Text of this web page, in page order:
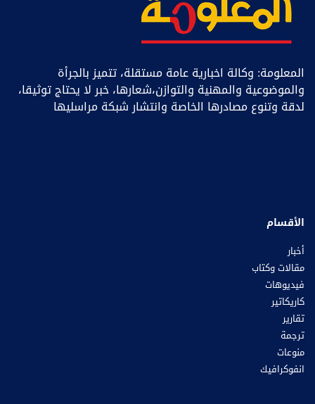
المعلومة: وكالة اخبارية عامة مستقلة، تتميز بالجرأة
والموضوعية والمهنية والتوازن،شعارها، خبر ﻻ يحتاج توثيقا،
لدقة وتنوع مصادرها الخاصة وانتشار شبكة مراسليها
الأقسام
أخبار
مقالات وكتاب
فيديوهات
كاريكاتير
تقارير
ترجمة
منوعات
انفوكرافيك